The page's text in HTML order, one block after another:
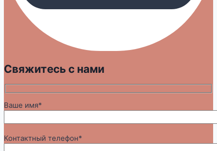
Свяжитесь с нами
Ваше имя*
Контактный телефон*